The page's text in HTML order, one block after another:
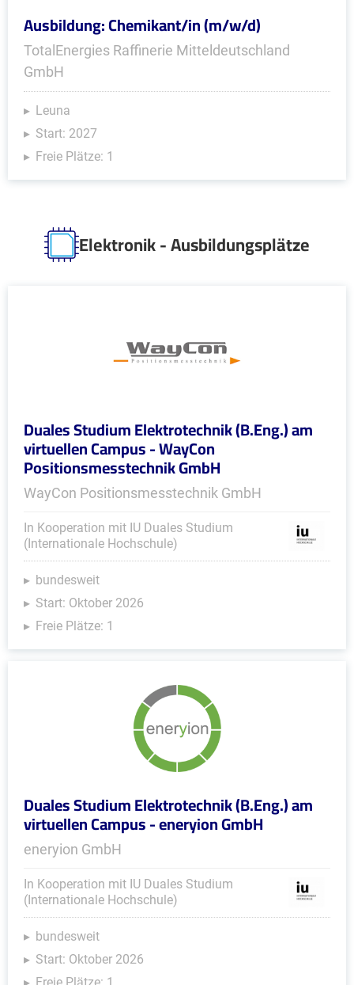
Ausbildung: Chemikant/in (m/w/d)
TotalEnergies Raffinerie Mitteldeutschland
GmbH
Leuna
Start: 2027
Freie Plätze: 1
Elektronik - Ausbildungsplätze
Duales Studium Elektrotechnik (B.Eng.) am
virtuellen Campus - WayCon
Positionsmesstechnik GmbH
WayCon Positionsmesstechnik GmbH
In Kooperation mit IU Duales Studium
(Internationale Hochschule)
bundesweit
Start: Oktober 2026
Freie Plätze: 1
Duales Studium Elektrotechnik (B.Eng.) am
virtuellen Campus - eneryion GmbH
eneryion GmbH
In Kooperation mit IU Duales Studium
(Internationale Hochschule)
bundesweit
Start: Oktober 2026